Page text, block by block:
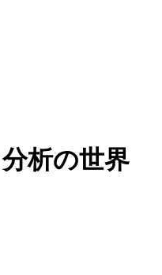
析の世界